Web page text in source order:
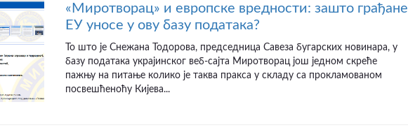
«Миротворац» и европске вредности: зашто грађане
ЕУ уносе у ову базу података?
То што је Снежана Тодорова, председница Савеза бугарских новинара, у
базу података украјинског веб-сајта Миротворац још једном скреће
пажњу на питање колико је таква пракса у складу са прокламованом
посвешћеноћу Кијева...